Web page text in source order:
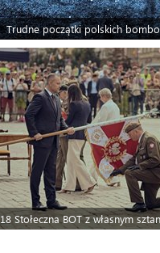
Trudne początki polskich
18 Stołeczna BOT z własnym